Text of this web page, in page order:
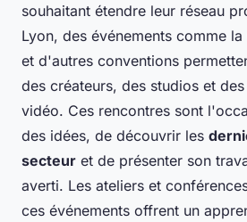
souhaitant étendre leur réseau
Lyon, des événements comme
et d'autres conventions
des créateurs, des studios et
vidéo. Ces rencontres sont
des idées, de découvrir les
secteur et de présenter son
averti. Les ateliers et
ces événements offrent un